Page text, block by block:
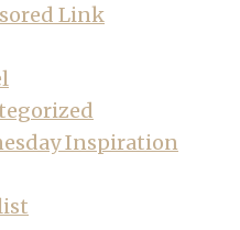
Link
Inspiration